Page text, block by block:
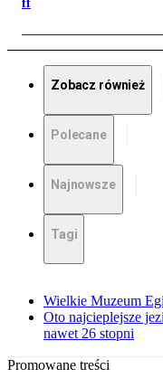
ff
Zobacz również
Polecane
Najnowsze
Tagi
Wielkie Muzeum
Oto najcieplejsze
nawet 26 stopni
Promowane treści